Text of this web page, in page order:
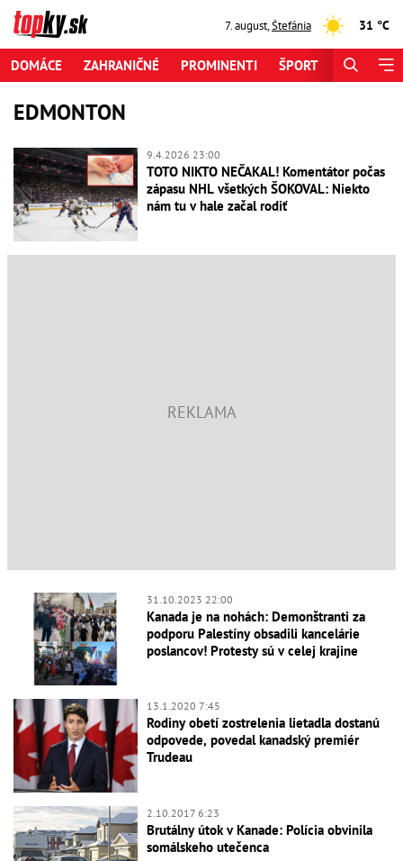
7. august,Štefánia 31 °C
DOMÁCE ZAHRANIČNÉ PROMINENTI ŠPORT
EDMONTON
9.4.2026 23:00
TOTO NIKTO NEČAKAL! Komentátor počas
zápasu NHL všetkých ŠOKOVAL: Niekto
nám tu v hale začal rodiť
31.10.2023 22:00
Kanada je na nohách: Demonštranti za
podporu Palestíny obsadili kancelárie
poslancov! Protesty sú v celej krajine
13.1.2020 7:45
Rodiny obetí zostrelenia lietadla dostanú
odpovede, povedal kanadský premiér
Trudeau
2.10.2017 6:23
Brutálny útok v Kanade: Polícia obvinila
somálskeho utečenca